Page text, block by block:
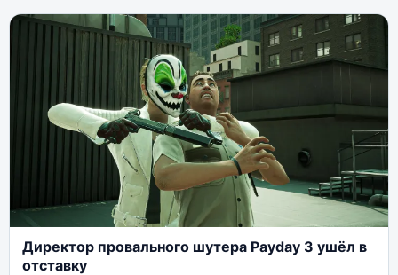
Директор провального шутера Payday 3 ушёл в
отставку